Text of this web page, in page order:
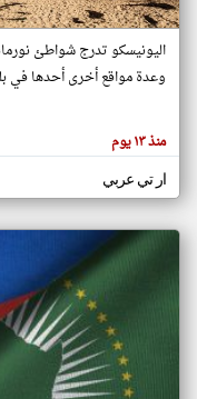
هنا عن
وجهة
كاتبيها.
اليونيسكو تدرج شواطئ
وعدة مواقع أخرى أحدها في
منذ ١٣ يوم
ار تي عربي